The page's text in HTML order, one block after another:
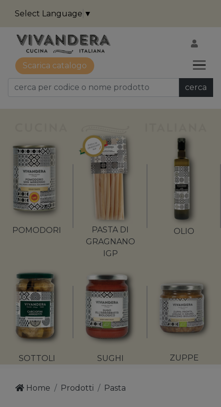
Select Language ▼
Scarica catalogo
cerca
POMODORI
PASTA DI
GRAGNANO
IGP
OLIO
SOTTOLI SUGHI ZUPPE
Home Prodotti Pasta